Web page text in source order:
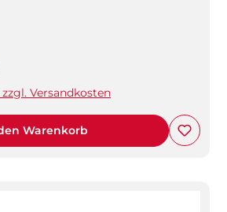
Versandkosten
Warenkorb